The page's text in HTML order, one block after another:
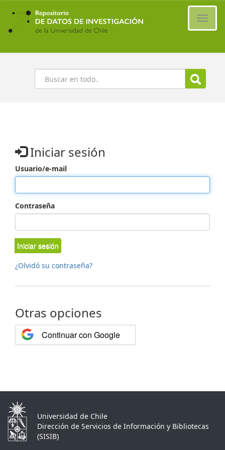
Ir
contenido
principal
Buscar
Iniciar sesión
Usuario/e-mail
Contraseña
Iniciar sesión
¿Olvidó su contraseña?
Otras opciones
Continuar con Google
Universidad de Chile
Dirección de Servicios de Información y Bibliotecas
(SISIB)